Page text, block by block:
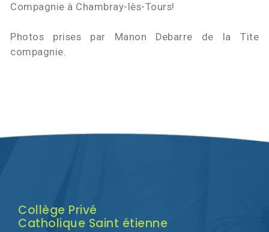
Compagnie à Chambray-lès-Tours!
Photos prises par Manon Debarre de la Tite
compagnie.
Collège Privé
Catholique Saint étienne